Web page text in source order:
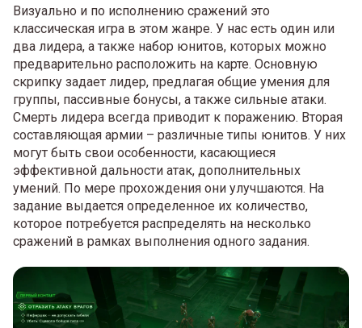
Визуально и по исполнению сражений это
классическая игра в этом жанре. У нас есть один или
два лидера, а также набор юнитов, которых можно
предварительно расположить на карте. Основную
скрипку задает лидер, предлагая общие умения для
группы, пассивные бонусы, а также сильные атаки.
Смерть лидера всегда приводит к поражению. Вторая
составляющая армии – различные типы юнитов. У них
могут быть свои особенности, касающиеся
эффективной дальности атак, дополнительных
умений. По мере прохождения они улучшаются. На
задание выдается определенное их количество,
которое потребуется распределять на несколько
сражений в рамках выполнения одного задания.